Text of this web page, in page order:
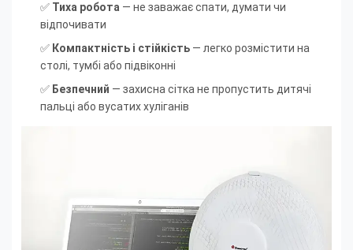
✅ Тиха робота — не заважає спати, думати чи
відпочивати
✅ Компактність і стійкість — легко розмістити на
столі, тумбі або підвіконні
✅ Безпечний — захисна сітка не пропустить дитячі
пальці або вусатих хуліганів